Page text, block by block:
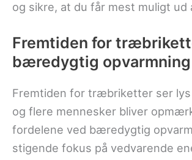
og sikre, at du får mest muligt ud
Fremtiden for
bæredygtig opvarmning
Fremtiden for træbriketter ser lys
og flere mennesker bliver
fordelene ved bæredygtig
stigende fokus på vedvarende